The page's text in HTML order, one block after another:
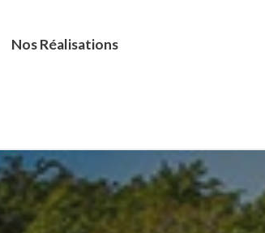
Nos Réalisations